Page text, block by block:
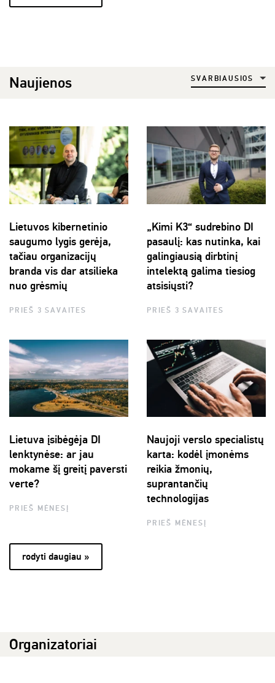
Naujienos SVARBIAUSIOS
Lietuvos kibernetinio
saugumo lygis gerėja,
tačiau organizacijų
branda vis dar atsilieka
nuo grėsmių
PRIEŠ 3 SAVAITES
„Kimi K3“ sudrebino DI
pasaulį: kas nutinka, kai
galingiausią dirbtinį
intelektą galima tiesiog
atsisiųsti?
PRIEŠ 3 SAVAITES
Lietuva įsibėgėja DI
lenktynėse: ar jau
mokame šį greitį paversti
verte?
PRIEŠ MĖNESĮ
Naujoji verslo specialistų
karta: kodėl įmonėms
reikia žmonių,
suprantančių
technologijas
PRIEŠ MĖNESĮ
rodyti daugiau »
Organizatoriai